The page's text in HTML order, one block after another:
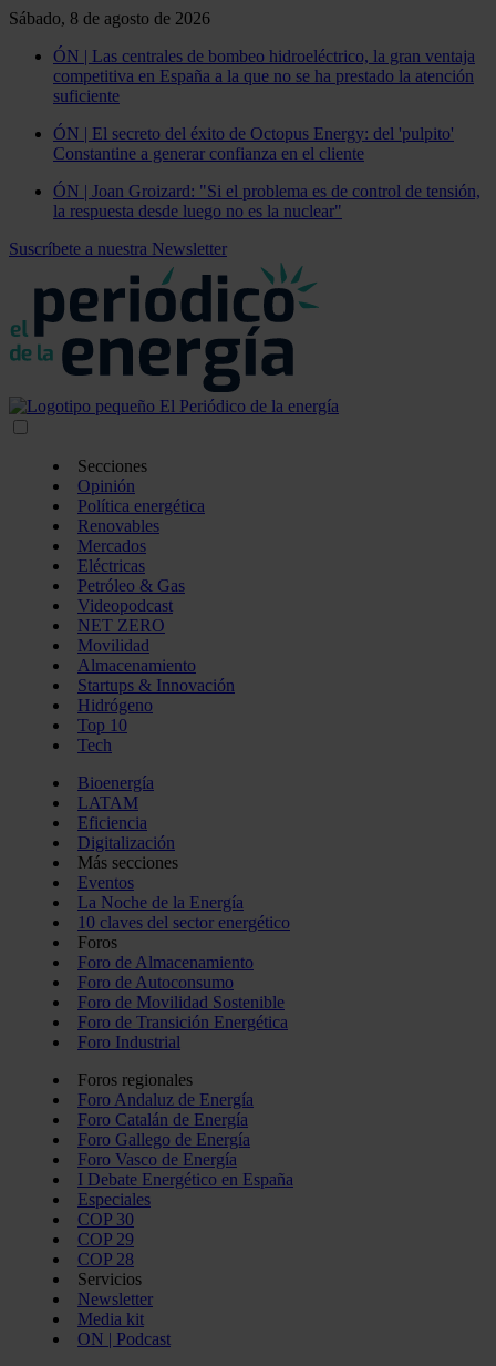
Sábado, 8 de agosto de 2026
ÓN | Las centrales de bombeo hidroeléctrico, la gran ventaja
competitiva en España a la que no se ha prestado la atención
suficiente
ÓN | El secreto del éxito de Octopus Energy: del 'pulpito'
Constantine a generar confianza en el cliente
ÓN | Joan Groizard: "Si el problema es de control de tensión,
la respuesta desde luego no es la nuclear"
Suscríbete a nuestra Newsletter
Secciones
Opinión
Política energética
Renovables
Mercados
Eléctricas
Petróleo & Gas
Videopodcast
NET ZERO
Movilidad
Almacenamiento
Startups & Innovación
Hidrógeno
Top 10
Tech
Bioenergía
LATAM
Eficiencia
Digitalización
Más secciones
Eventos
La Noche de la Energía
10 claves del sector energético
Foros
Foro de Almacenamiento
Foro de Autoconsumo
Foro de Movilidad Sostenible
Foro de Transición Energética
Foro Industrial
Foros regionales
Foro Andaluz de Energía
Foro Catalán de Energía
Foro Gallego de Energía
Foro Vasco de Energía
I Debate Energético en España
Especiales
COP 30
COP 29
COP 28
Servicios
Newsletter
Media kit
ON | Podcast